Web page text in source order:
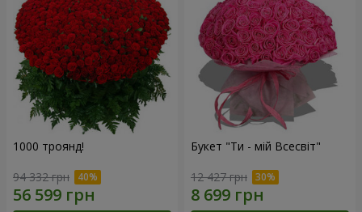
1000 троянд!
94 332 грн
Букет "Ти - мій Всесвіт"
12 427 грн